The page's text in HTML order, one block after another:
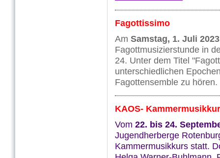
Fagottissimo
Am Samstag, 1. Juli
Fagottmusizierstunde in
24. Unter dem Titel
unterschiedlichen
Fagottensemble zu hören.
KAOS-
Vom 22. bis 24.
Jugendherberge
Kammermusikkurs statt.